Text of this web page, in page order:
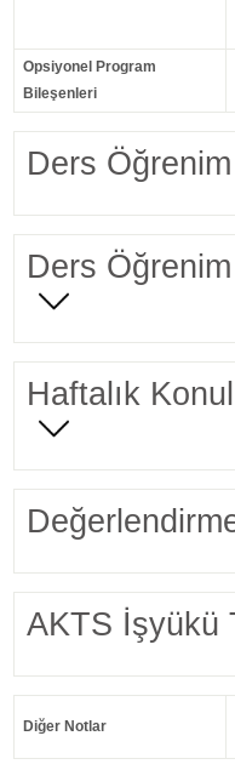
Opsiyonel Program
Bileşenleri
Ders Öğrenim
Ders Öğrenim
Haftalık
AKTS İşyükü
Diğer Notlar